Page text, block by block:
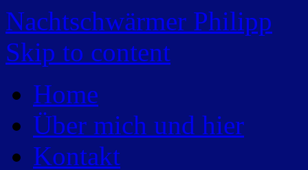
Nachtschwärmer Philipp
Skip to content
Home
Über mich und hier
Kontakt